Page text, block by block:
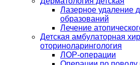
Лазерное удаление
образований
Лечение
Детская амбулаторная
оториноларингология
ЛОР-операции